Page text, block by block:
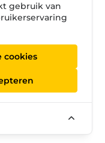
gebruik van
cookies